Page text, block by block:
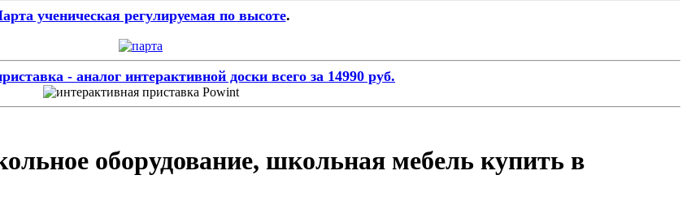
ученическая регулируемая по высоте.
- аналог интерактивной доски всего за 14990 руб.
оборудование, школьная мебель купить в